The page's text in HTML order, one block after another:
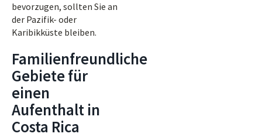
bevorzugen, sollten Sie an
der Pazifik- oder
Karibikküste bleiben.
Familienfreundliche
Gebiete für
einen
Aufenthalt in
Costa Rica